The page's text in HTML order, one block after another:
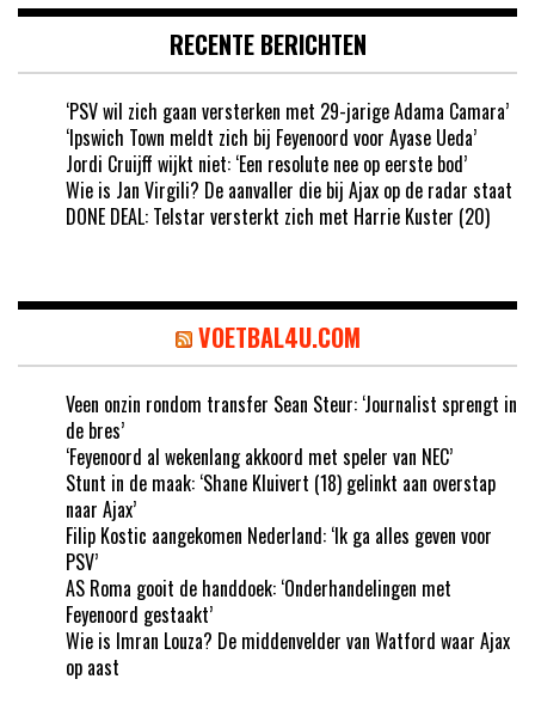
RECENTE BERICHTEN
‘PSV wil zich gaan versterken met 29-jarige Adama Camara’
‘Ipswich Town meldt zich bij Feyenoord voor Ayase Ueda’
Jordi Cruijff wijkt niet: ‘Een resolute nee op eerste bod’
Wie is Jan Virgili? De aanvaller die bij Ajax op de radar staat
DONE DEAL: Telstar versterkt zich met Harrie Kuster (20)
VOETBAL4U.COM
Veen onzin rondom transfer Sean Steur: ‘Journalist sprengt in
de bres’
‘Feyenoord al wekenlang akkoord met speler van NEC’
Stunt in de maak: ‘Shane Kluivert (18) gelinkt aan overstap
naar Ajax’
Filip Kostic aangekomen Nederland: ‘Ik ga alles geven voor
PSV’
AS Roma gooit de handdoek: ‘Onderhandelingen met
Feyenoord gestaakt’
Wie is Imran Louza? De middenvelder van Watford waar Ajax
op aast